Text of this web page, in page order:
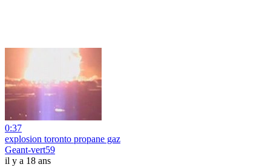
0:37
explosion toronto propane gaz
Geant-vert59
il y a 18 ans